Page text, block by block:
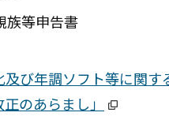
族等申告書
び年調ソフト等に関
のあらまし」